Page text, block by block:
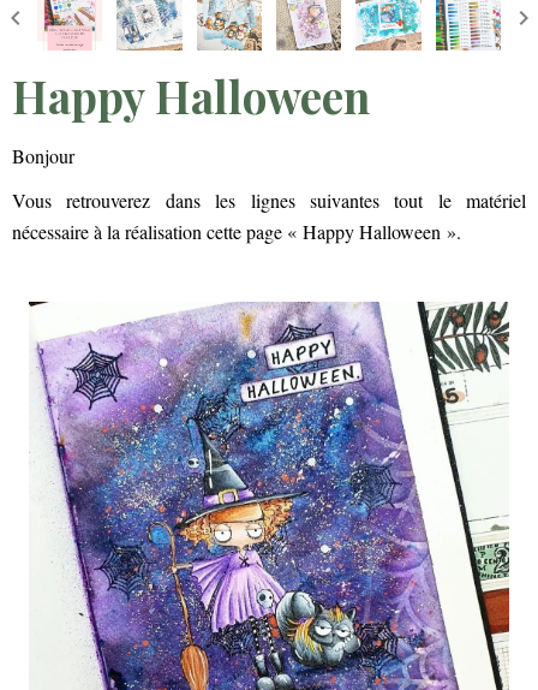
Happy Halloween
Bonjour
Vous retrouverez dans les lignes suivantes tout le matériel
nécessaire à la réalisation cette page « Happy Halloween ».